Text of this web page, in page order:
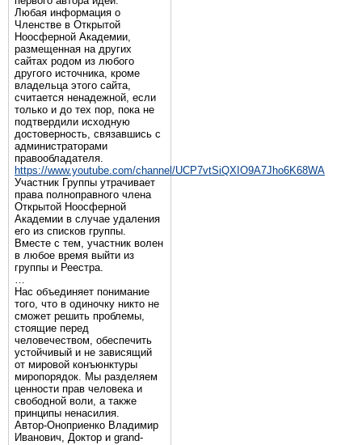
Любая информация о
Членстве в Открытой
Ноосферной Академии,
размещенная на других
сайтах родом из любого
другого источника, кроме
владельца этого сайта,
считается ненадежной, если
только и до тех пор, пока не
подтвердили исходную
достоверность, связавшись с
администраторами
правообладателя.
https://www.youtube.com/channel/UCP7vtSiQXIO9A7Jho6K68WA
Участник Группы утрачивает
права полноправного члена
Открытой Ноосферной
Академии в случае удаления
его из списков группы.
Вместе с тем, участник волен
в любое время выйти из
группы и Реестра.
…
Нас объединяет понимание
того, что в одиночку никто не
сможет решить проблемы,
стоящие перед
человечеством, обеспечить
устойчивый и не зависящий
от мировой конъюнктуры
миропорядок. Мы разделяем
ценности прав человека и
свободной воли, а также
принципы ненасилия.
Автор-Оноприенко Владимир
Иванович, Доктор и grand-